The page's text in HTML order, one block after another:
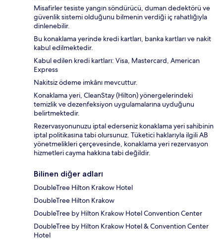
Misafirler tesiste yangın söndürücü, duman dedektörü ve
güvenlik sistemi olduğunu bilmenin verdiği iç rahatlığıyla
dinlenebilir.
Bu konaklama yerinde kredi kartları, banka kartları ve nakit
kabul edilmektedir.
Kabul edilen kredi kartları: Visa, Mastercard, American
Express
Nakitsiz ödeme imkânı mevcuttur.
Konaklama yeri, CleanStay (Hilton) yönergelerindeki
temizlik ve dezenfeksiyon uygulamalarına uyduğunu
belirtmektedir.
Rezervasyonunuzu iptal ederseniz konaklama yeri sahibinin
iptal politikasına tabi olursunuz. Tüketici haklarıyla ilgili AB
yönetmelikleri çerçevesinde, konaklama yeri rezervasyon
hizmetleri cayma hakkına tabi değildir.
Bilinen diğer adları
DoubleTree Hilton Krakow Hotel
DoubleTree Hilton Krakow
DoubleTree by Hilton Krakow Hotel Convention Center
DoubleTree by Hilton Krakow Hotel & Convention Center
Hotel